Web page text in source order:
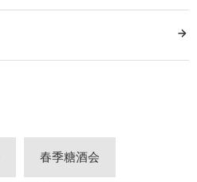
春季糖酒会